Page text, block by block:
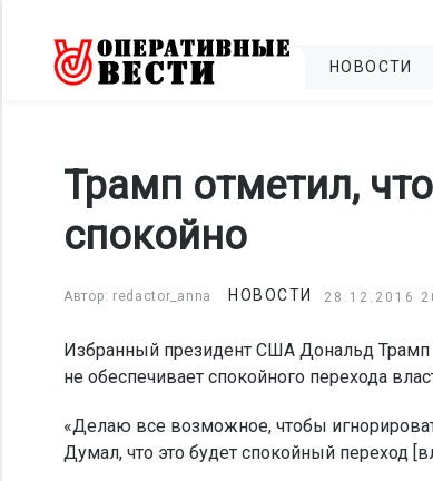
НОВОСТИ
Трамп отметил,
спокойно
Автор: redactor_anna НОВОСТИ 28.12.2016
Избранный президент США Дональд
не обеспечивает спокойного перехода
«Делаю все возможное, чтобы
Думал, что это будет спокойный переход